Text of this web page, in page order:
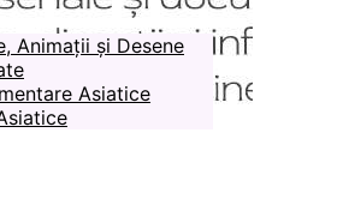
Animații și Desene
Asiatice